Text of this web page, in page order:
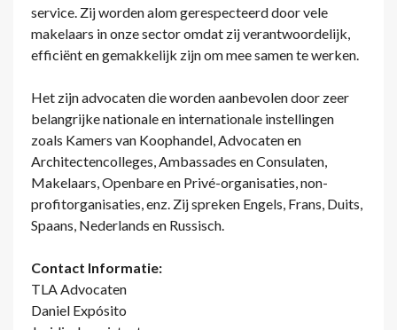
service. Zij worden alom gerespecteerd door vele
makelaars in onze sector omdat zij verantwoordelijk,
efficiënt en gemakkelijk zijn om mee samen te werken.
Het zijn advocaten die worden aanbevolen door zeer
belangrijke nationale en internationale instellingen
zoals Kamers van Koophandel, Advocaten en
Architectencolleges, Ambassades en Consulaten,
Makelaars, Openbare en Privé-organisaties, non-
profitorganisaties, enz. Zij spreken Engels, Frans, Duits,
Spaans, Nederlands en Russisch.
Contact Informatie:
TLA Advocaten
Daniel Expósito